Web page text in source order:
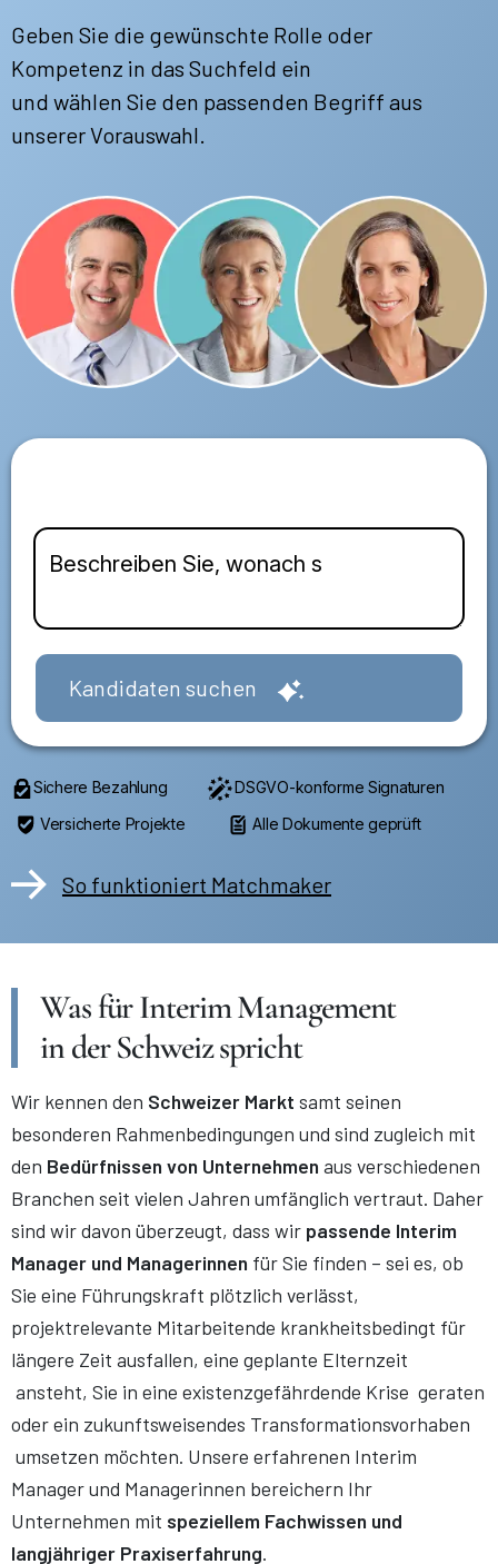
Geben Sie die gewünschte Rolle oder
Kompetenz in das Suchfeld ein
und wählen Sie den passenden Begriff aus
unserer Vorauswahl.
Kandidaten suchen
Sichere Bezahlung
DSGVO-konforme Signaturen
Versicherte Projekte
Alle Dokumente geprüft
So funktioniert Matchmaker
Was für Interim Management
in der Schweiz spricht
Wir kennen den Schweizer Markt samt seinen
besonderen Rahmenbedingungen und sind zugleich mit
den Bedürfnissen von Unternehmen aus verschiedenen
Branchen seit vielen Jahren umfänglich vertraut. Daher
sind wir davon überzeugt, dass wir passende Interim
Manager und Managerinnen für Sie finden – sei es, ob
Sie eine Führungskraft plötzlich verlässt,
projektrelevante Mitarbeitende krankheitsbedingt für
längere Zeit ausfallen, eine geplante Elternzeit
ansteht, Sie in eine existenzgefährdende Krise geraten
oder ein zukunftsweisendes Transformationsvorhaben
umsetzen möchten. Unsere erfahrenen Interim
Manager und Managerinnen bereichern Ihr
Unternehmen mit speziellem Fachwissen und
langjähriger Praxiserfahrung.